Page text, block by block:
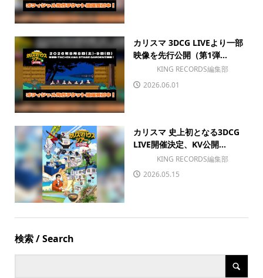
カリスマ 3DCG LIVEより一部
映像を先行公開（第1弾...
KING RECORDS編集部
2026.06.01
カリスマ 史上初となる3DCG
LIVE開催決定、KV公開...
KING RECORDS編集部
2026.05.15
検索 / Search